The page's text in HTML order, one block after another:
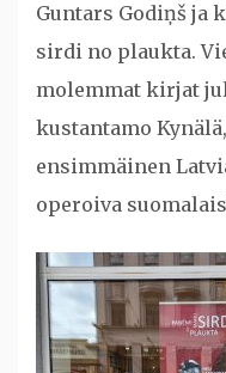
Guntars Godiņš ja
sirdi no plaukta.
molemmat kirjat
kustantamo
ensimmäinen
operoiva